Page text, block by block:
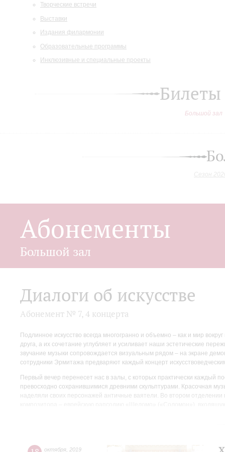
Творческие встречи
Выставки
Издания филармонии
Образовательные программы
Инклюзивные и специальные проекты
Большой зал
Сезон
Абонементы
Большой зал
Диалоги об искусстве
Абонемент № 7, 4 концерта
Подлинное искусство всегда многогранно и объемно – как и мир
друга, а их сочетание углубляет и усиливает наши эстетические
звучание музыки сопровождается визуальным рядом – на экране
сотрудники Эрмитажа предваряют каждый концерт
Первый вечер перенесет нас в залы, с которых практически каждый
превосходно сохранившимися древними скульптурами. Красочная
наделяли своих персонажей античные ваятели. Во втором
октября 2019